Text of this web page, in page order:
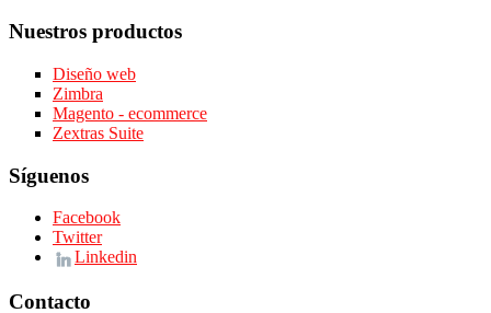
Nuestros productos
Diseño web
Zimbra
Magento - ecommerce
Zextras Suite
Síguenos
Facebook
Twitter
Linkedin
Contacto